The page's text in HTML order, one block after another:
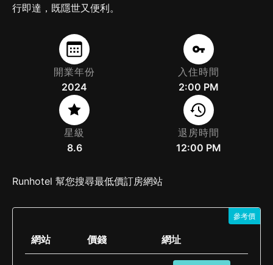
行即達，既隱世又便利。
開業年份
2024
星級
8.6
入住時間
2:00 PM
退房時間
12:00 PM
Runhotel 幫您搜尋最低價訂房網站
參考價
網站 價錢 網址